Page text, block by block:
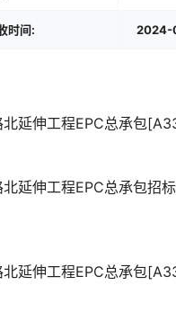
时间: 2024-
延伸工程EPC总承包
延伸工程EPC总承包招
延伸工程EPC总承包